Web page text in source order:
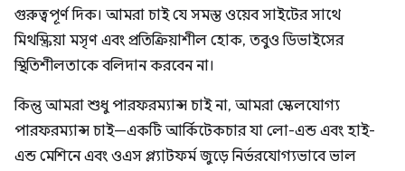
গুরুত্বপূর্ণ দিক। আমরা চাই যে সমস্ত ওয়েব সাইটের সাথে
মিথস্ক্রিয়া মসৃণ এবং প্রতিক্রিয়াশীল হোক, তবুও ডিভাইসের
স্থিতিশীলতাকে বলিদান করবেন না।
কিন্তু আমরা শুধু পারফরম্যান্স চাই না, আমরা স্কেলযোগ্য
পারফরম্যান্স চাই—একটি আর্কিটেকচার যা লো-এন্ড এবং হাই-
এন্ড মেশিনে এবং ওএস প্ল্যাটফর্ম জুড়ে নির্ভরযোগ্যভাবে ভাল